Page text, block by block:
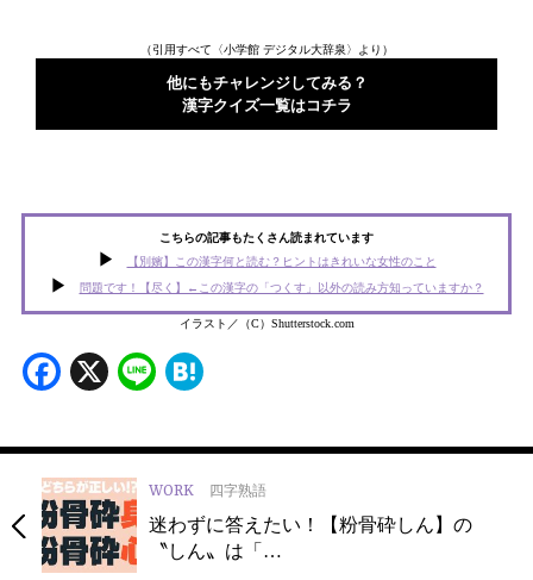
（引用すべて〈小学館 デジタル大辞泉〉より）
他にもチャレンジしてみる？
漢字クイズ一覧はコチラ
こちらの記事もたくさん読まれています
【別嬪】この漢字何と読む？ヒントはきれいな女性のこと
問題です！【尽く】←この漢字の「つくす」以外の読み方知っていますか？
イラスト／（C）Shutterstock.com
Facebook
X Line
WORK 四字熟語
迷わずに答えたい！【粉骨砕しん】の
〝しん〟は「…